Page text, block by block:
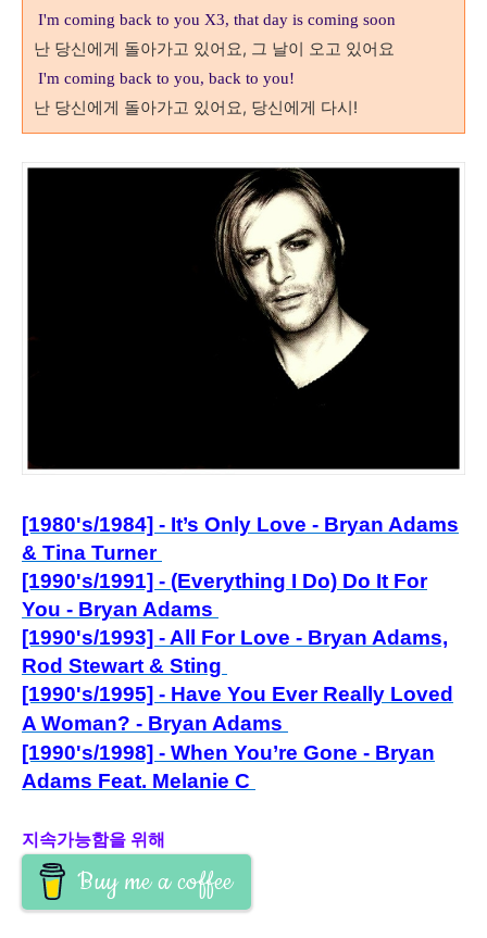
I'm coming back to you X3, that day is coming soon
난 당신에게 돌아가고 있어요, 그 날이 오고 있어요
I'm coming back to you, back to you!
난 당신에게 돌아가고 있어요, 당신에게 다시!
[1980's/1984] - It’s Only Love - Bryan Adams
& Tina Turner
[1990's/1991] - (Everything I Do) Do It For
You - Bryan Adams
[1990's/1993] - All For Love - Bryan Adams,
Rod Stewart & Sting
[1990's/1995] - Have You Ever Really Loved
A Woman? - Bryan Adams
[1990's/1998] - When You’re Gone - Bryan
Adams Feat. Melanie C
지속가능함을 위해
Buy me a coffee